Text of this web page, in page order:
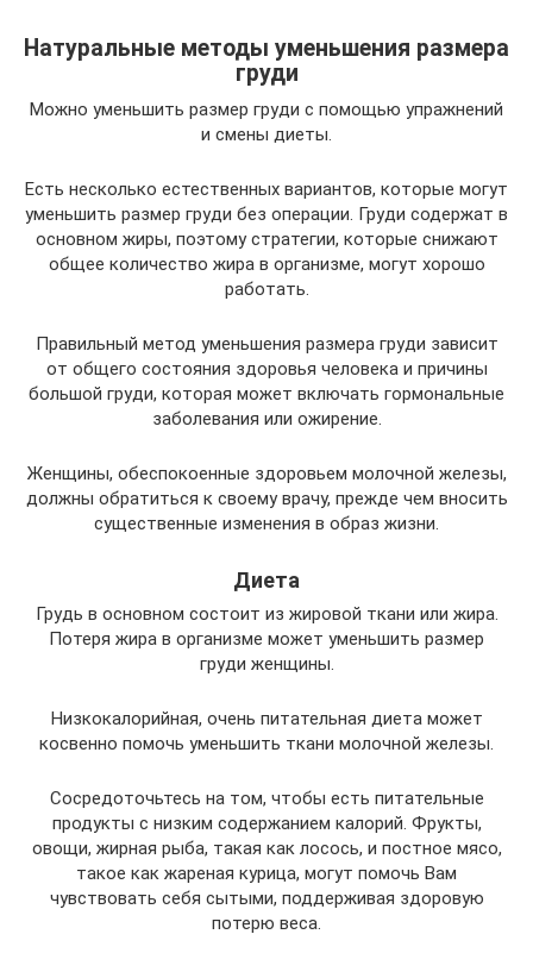
Натуральные методы уменьшения размера
груди
Можно уменьшить размер груди с помощью упражнений
и смены диеты.
Есть несколько естественных вариантов, которые могут
уменьшить размер груди без операции. Груди содержат в
основном жиры, поэтому стратегии, которые снижают
общее количество жира в организме, могут хорошо
работать.
Правильный метод уменьшения размера груди зависит
от общего состояния здоровья человека и причины
большой груди, которая может включать гормональные
заболевания или ожирение.
Женщины, обеспокоенные здоровьем молочной железы,
должны обратиться к своему врачу, прежде чем вносить
существенные изменения в образ жизни.
Диета
Грудь в основном состоит из жировой ткани или жира.
Потеря жира в организме может уменьшить размер
груди женщины.
Низкокалорийная, очень питательная диета может
косвенно помочь уменьшить ткани молочной железы.
Сосредоточьтесь на том, чтобы есть питательные
продукты с низким содержанием калорий. Фрукты,
овощи, жирная рыба, такая как лосось, и постное мясо,
такое как жареная курица, могут помочь Вам
чувствовать себя сытыми, поддерживая здоровую
потерю веса.